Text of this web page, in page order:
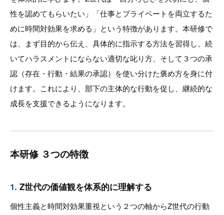
性を認めてもらいたい」「仕事とプライベートを両立するた
めに時間対効果を求める」という特徴があります。本研修で
は、まず目的から伝え、具体的に指示する方法を習得し、続
いてハラスメントにならない適切な叱り方、そして３つの承
認（存在・行動・結果の承認）を使い分けた褒め方を身に付
けます。これにより、部下の主体的な行動を促し、継続的な
成長を支援できるようになります。
本研修 ３つの特徴
1. Z世代の価値観を体系的に理解する
個性主義と時間対効果重視という２つの軸からZ世代の行動